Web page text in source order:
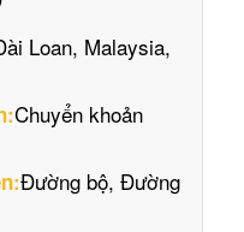
Loan, Malaysia,
Chuyển khoản
Đường bộ, Đường